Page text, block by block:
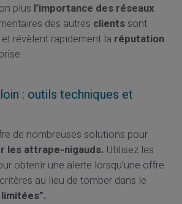
plus l’importance des réseaux
des autres clientssont
révèlent rapidement la réputation
: outils techniques et
de nombreuses solutions pour
les attrape-nigauds. Utilisez les
obtenir une alerte lorsqu’une offre
au lieu de tomber dans le